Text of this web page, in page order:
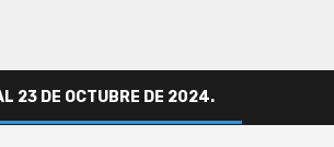
23 DE OCTUBRE DE 2024.